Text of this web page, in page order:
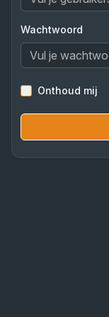
Wachtwoord
Onthoud mij